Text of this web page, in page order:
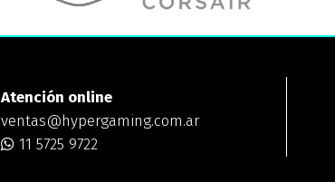
Atención online
ventas@hypergaming.com.ar
11 5725 9722